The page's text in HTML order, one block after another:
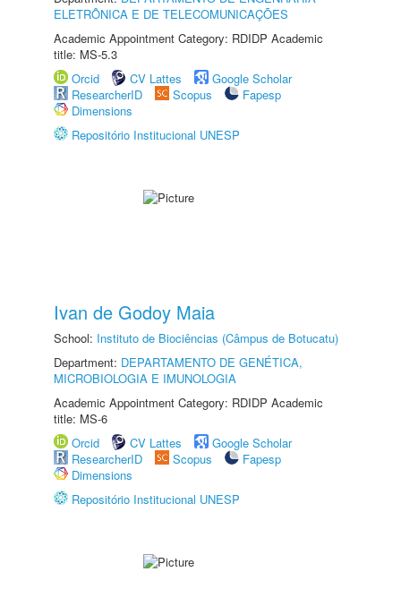
ELETRÔNICA E DE TELECOMUNICAÇÕES
Academic Appointment Category: RDIDP Academic
title: MS-5.3
Orcid
CV Lattes
Google Scholar
ResearcherID
Scopus
Fapesp
Dimensions
Repositório Institucional UNESP
Ivan de Godoy Maia
School: Instituto de Biociências (Câmpus de Botucatu)
Department: DEPARTAMENTO DE GENÉTICA,
MICROBIOLOGIA E IMUNOLOGIA
Academic Appointment Category: RDIDP Academic
title: MS-6
Orcid
CV Lattes
Google Scholar
ResearcherID
Scopus
Fapesp
Dimensions
Repositório Institucional UNESP